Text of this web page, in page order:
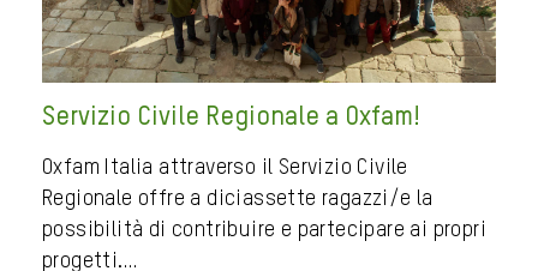
Servizio Civile Regionale a Oxfam!
Oxfam Italia attraverso il Servizio Civile
Regionale offre a diciassette ragazzi/e la
possibilità di contribuire e partecipare ai propri
progetti.…